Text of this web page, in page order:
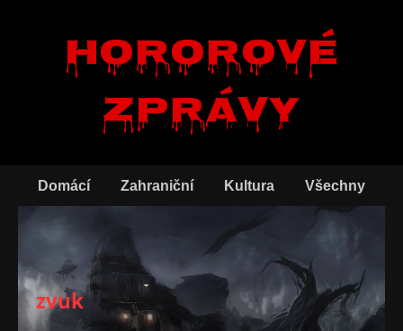
Hororové
zprávy
Domácí Zahraniční Kultura Všechny
zvuk